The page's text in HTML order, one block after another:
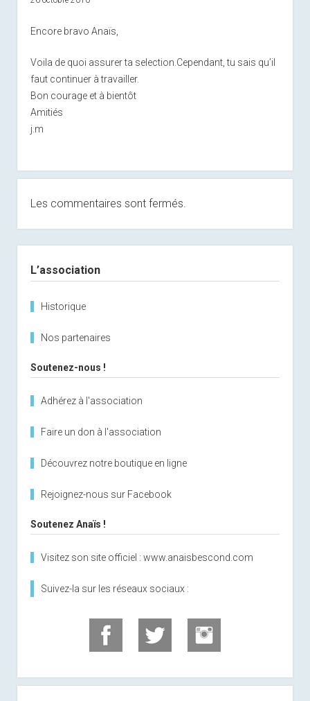
Encore bravo Anaïs,
Voila de quoi assurer ta selection.Cependant, tu sais qu’il
faut continuer à travailler.
Bon courage et à bientôt
Amitiés
j.m
Les commentaires sont fermés.
L’association
Historique
Nos partenaires
Soutenez-nous !
Adhérez à l'association
Faire un don à l'association
Découvrez notre boutique en ligne
Rejoignez-nous sur Facebook
Soutenez Anaïs !
Visitez son site officiel : www.anaisbescond.com
Suivez-la sur les réseaux sociaux :